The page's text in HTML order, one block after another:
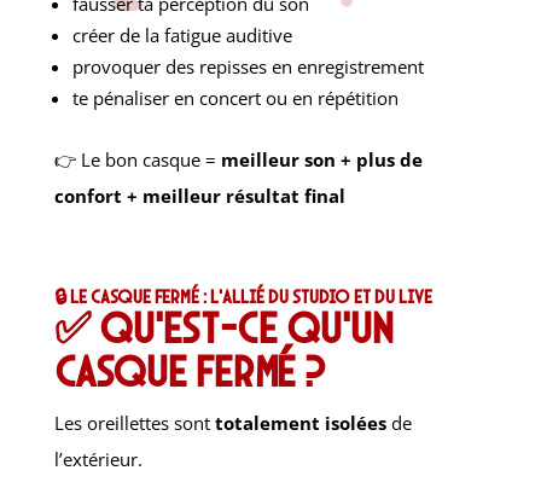
créer de la fatigue auditive
provoquer des repisses en enregistrement
te pénaliser en concert ou en répétition
👉 Le bon casque = meilleur son + plus de
confort + meilleur résultat final
🔒 Le casque fermé : l’allié du studio et du live
✅ Qu’est-ce qu’un
casque fermé ?
Les oreillettes sont totalement isoléesde
l’extérieur.